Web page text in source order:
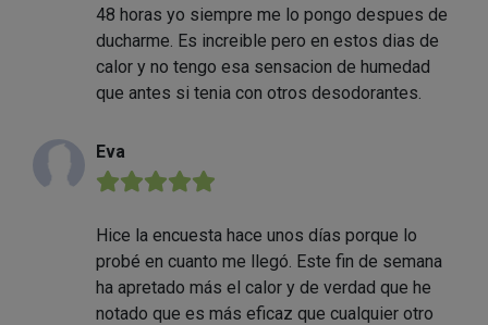
48 horas yo siempre me lo pongo despues de
ducharme. Es increible pero en estos dias de
calor y no tengo esa sensacion de humedad
que antes si tenia con otros desodorantes.
Eva
★★★★★
Hice la encuesta hace unos días porque lo
probé en cuanto me llegó. Este fin de semana
ha apretado más el calor y de verdad que he
notado que es más eficaz que cualquier otro